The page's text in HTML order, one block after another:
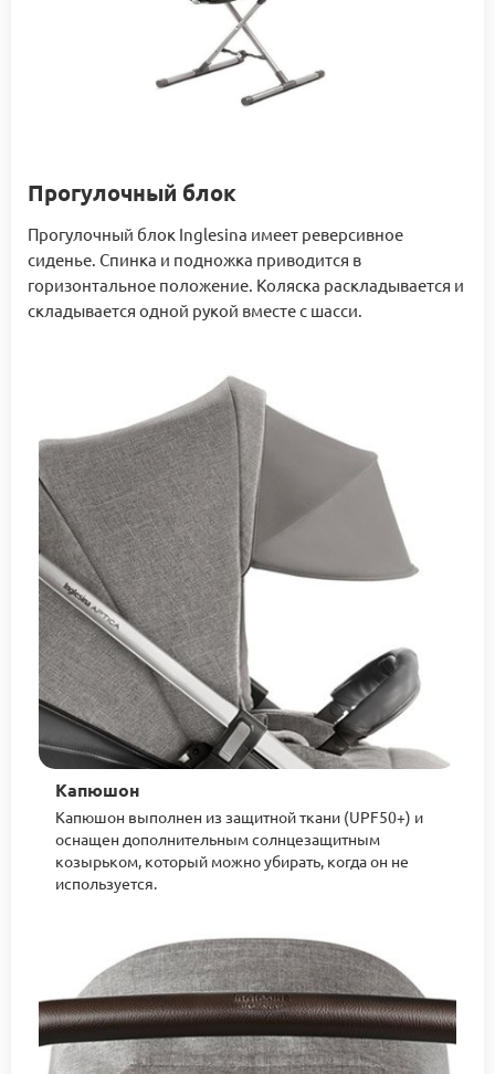
Прогулочный блок
Прогулочный блок Inglesina имеет реверсивное
сиденье. Спинка и подножка приводится в
горизонтальное положение. Коляска раскладывается и
складывается одной рукой вместе с шасси.
Капюшон
Капюшон выполнен из защитной ткани (UPF50+) и
оснащен дополнительным солнцезащитным
козырьком, который можно убирать, когда он не
используется.